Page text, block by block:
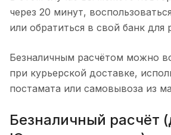
через 20 минут,
или обратиться в свой банк для
Безналичным расчётом можно
при курьерской доставке,
постамата или самовывоза из
Безналичный расчёт